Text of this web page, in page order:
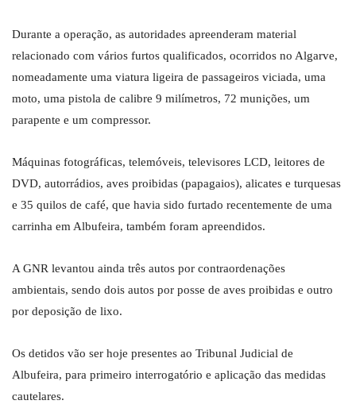
Durante a operação, as autoridades apreenderam material
relacionado com vários furtos qualificados, ocorridos no Algarve,
nomeadamente uma viatura ligeira de passageiros viciada, uma
moto, uma pistola de calibre 9 milímetros, 72 munições, um
parapente e um compressor.
Máquinas fotográficas, telemóveis, televisores LCD, leitores de
DVD, autorrádios, aves proibidas (papagaios), alicates e turquesas
e 35 quilos de café, que havia sido furtado recentemente de uma
carrinha em Albufeira, também foram apreendidos.
A GNR levantou ainda três autos por contraordenações
ambientais, sendo dois autos por posse de aves proibidas e outro
por deposição de lixo.
Os detidos vão ser hoje presentes ao Tribunal Judicial de
Albufeira, para primeiro interrogatório e aplicação das medidas
cautelares.